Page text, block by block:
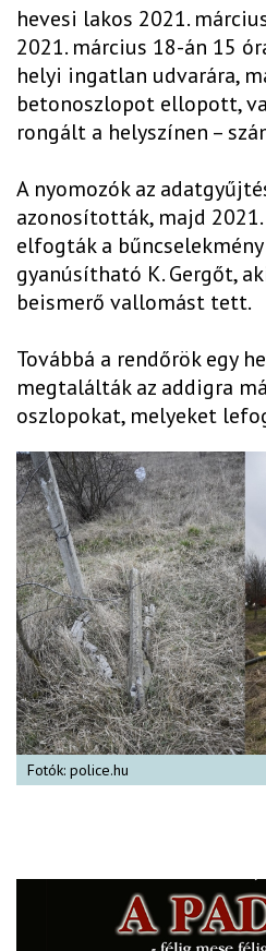
hevesi lakos 2021.
2021. március 18-án 15
helyi ingatlan udvarára,
betonoszlopot ellopott,
rongált a helyszínen –
A nyomozók az
azonosították, majd
elfogták a
gyanúsítható K. Gergőt,
beismerő vallomást tett.
Továbbá a rendőrök egy
megtalálták az addigra
oszlopokat, melyeket
Fotók: police.hu